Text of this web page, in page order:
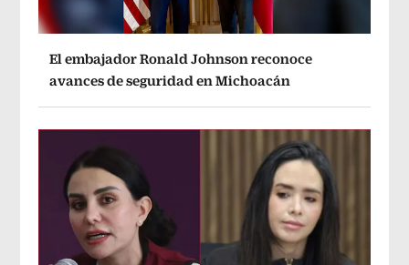
El embajador Ronald Johnson reconoce
avances de seguridad en Michoacán